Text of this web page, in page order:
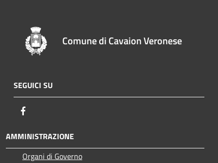
Comune di Cavaion Veronese
SEGUICI SU
AMMINISTRAZIONE
Organi di Governo